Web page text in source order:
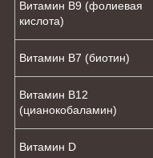
Витамин B9 (фолиевая
кислота)
Витамин B7 (биотин)
Витамин B12
(цианокобаламин)
Витамин D